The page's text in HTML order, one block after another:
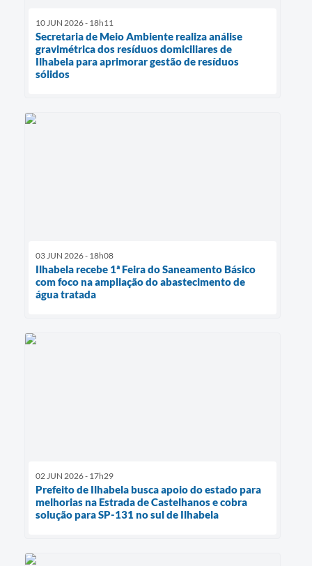
10 JUN 2026 - 18h11
Secretaria de Meio Ambiente realiza análise
gravimétrica dos resíduos domiciliares de
Ilhabela para aprimorar gestão de resíduos
sólidos
03 JUN 2026 - 18h08
Ilhabela recebe 1ª Feira do Saneamento Básico
com foco na ampliação do abastecimento de
água tratada
02 JUN 2026 - 17h29
Prefeito de Ilhabela busca apoio do estado para
melhorias na Estrada de Castelhanos e cobra
solução para SP-131 no sul de Ilhabela